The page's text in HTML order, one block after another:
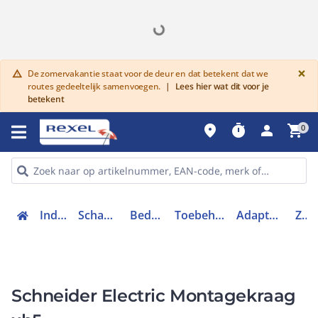
warning De zomervakantie staat voor de deur en dat betekent dat we
routes gedeeltelijk samenvoegen. |
Lees hier wat dit voor je
betekent
×
place timer person shopping_cart0
Industriele componenten Schakelen, bedienen en signaleren Bedieningen en signaleringen Toebehoren bedieningen en signaleringen Adapter drukknop / signaallamphouder ZB5AZ009
Schneider Electric Montagekraag